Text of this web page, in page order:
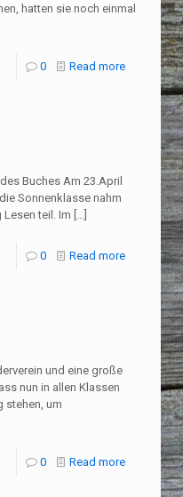
hatten sie noch einmal
0 Read more
Buches Am 23.April
Sonnenklasse nahm
teil. Im […]
0 Read more
und eine große
nun in allen Klassen
stehen, um
0 Read more